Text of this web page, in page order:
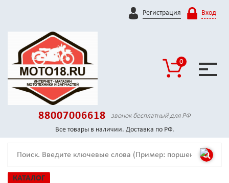
Регистрация Вход
0
88007006618
звонок бесплатный для РФ
Все товары в наличии. Доставка по РФ.
КАТАЛОГ